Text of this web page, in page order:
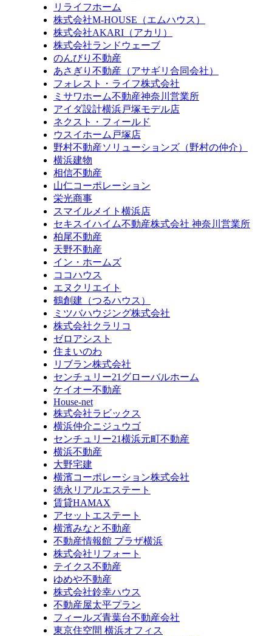
リライフホーム
株式会社M-HOUSE（エムハウス）
株式会社AKARI（アカリ）
株式会社ランドウェーブ
のんびり不動産
あさぎり不動産（アサギリ合同会社）
フォレスト・ライフ株式会社
ミサワホーム不動産神奈川営業所
アイダ設計横浜戸塚モデル店
ネクスト・フィールド
ウスイホーム戸塚店
野村不動産ソリューションズ（野村の仲介）
横浜建物
相信不動産
山仁コーポレーション
栄光商事
スマイルメイト横浜店
セキスイハイム不動産株式会社 神奈川営業所
柏尾不動産
天野不動産
イン・ホームズ
ココハウス
エヌクリエイト
鶴創建（つるハウス）
ミツバハウジング株式会社
株式会社クラリコ
ゼロアシスト
住まいのわ
リブラン株式会社
センチュリー21グローバルホーム
ケイオー不動産
House-net
株式会社ラビックス
横浜仲介ニジュウゴ
センチュリー21横浜元町不動産
横浜不動産
大野宅建
横濱コーポレーション株式会社
徳永リアルエステート
賃貸HAMAX
アセットエステート
横濱みなと不動産
不動産情報館 プラザ横浜
株式会社リフォート
テイクス不動産
ゆめや不動産
株式会社鈴幸ハウス
不動産屋太平プラン
フィールズ青葉台不動産会社
東京住空間 横浜オフィス